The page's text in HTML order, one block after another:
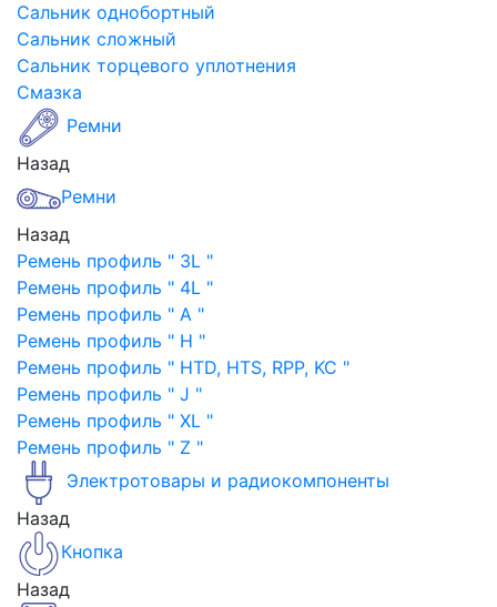
Сальник однобортный
Сальник сложный
Сальник торцевого уплотнения
Смазка
Ремни
Назад
Ремни
Назад
Ремень профиль " 3L "
Ремень профиль " 4L "
Ремень профиль " A "
Ремень профиль " H "
Ремень профиль " HTD, HTS, RPP, KC "
Ремень профиль " J "
Ремень профиль " XL "
Ремень профиль " Z "
Электротовары и радиокомпоненты
Назад
Кнопка
Назад